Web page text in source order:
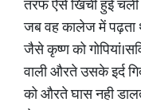
तरफ ऐसे खिंची हुई चली
जब वह कालेज में पढ़ता
जैसे कृष्ण को
वाली औरते उसके इर्द
को औरते घास नही